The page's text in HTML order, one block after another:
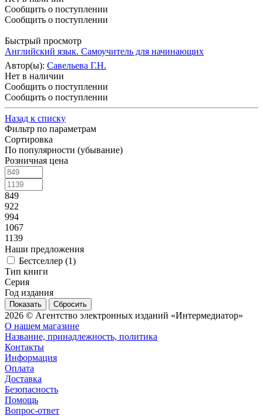
Сообщить о поступлении
Сообщить о поступлении
Быстрый просмотр
Английский язык. Самоучитель для начинающих
Автор(ы): Савельева Г.Н.
Нет в наличии
Сообщить о поступлении
Сообщить о поступлении
Назад к списку
Фильтр по параметрам
Сортировка
По популярности (убывание)
Розничная цена
849
922
994
1067
1139
Наши предложения
Бестселлер (1)
Тип книги
Серия
Год издания
Сбросить
2026 © Агентство электронных изданий «Интермедиатор»
О нашем магазине
Название, принадлежность, политика
Контакты
Информация
Оплата
Доставка
Безопасность
Помощь
Вопрос-ответ